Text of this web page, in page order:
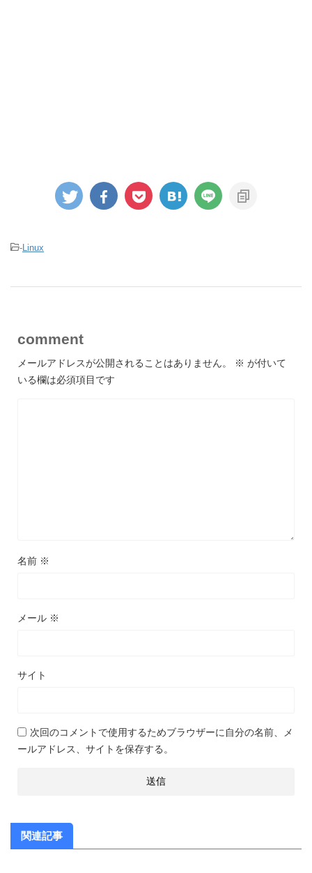
-Linux
comment
メールアドレスが公開されることはありません。 ※ が付いて
いる欄は必須項目です
名前 ※
メール ※
サイト
次回のコメントで使用するためブラウザーに自分の名前、メ
ールアドレス、サイトを保存する。
関連記事